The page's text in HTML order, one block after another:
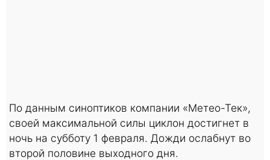
По данным синоптиков компании «Метео-Тек»,
своей максимальной силы циклон достигнет в
ночь на субботу 1 февраля. Дожди ослабнут во
второй половине выходного дня.